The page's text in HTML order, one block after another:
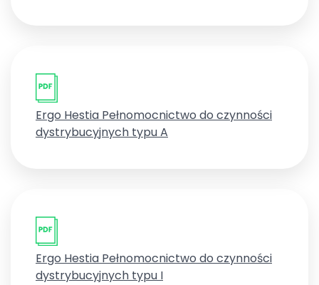
Ergo Hestia Pełnomocnictwo do czynności
dystrybucyjnych typu A
Ergo Hestia Pełnomocnictwo do czynności
dystrybucyjnych typu I